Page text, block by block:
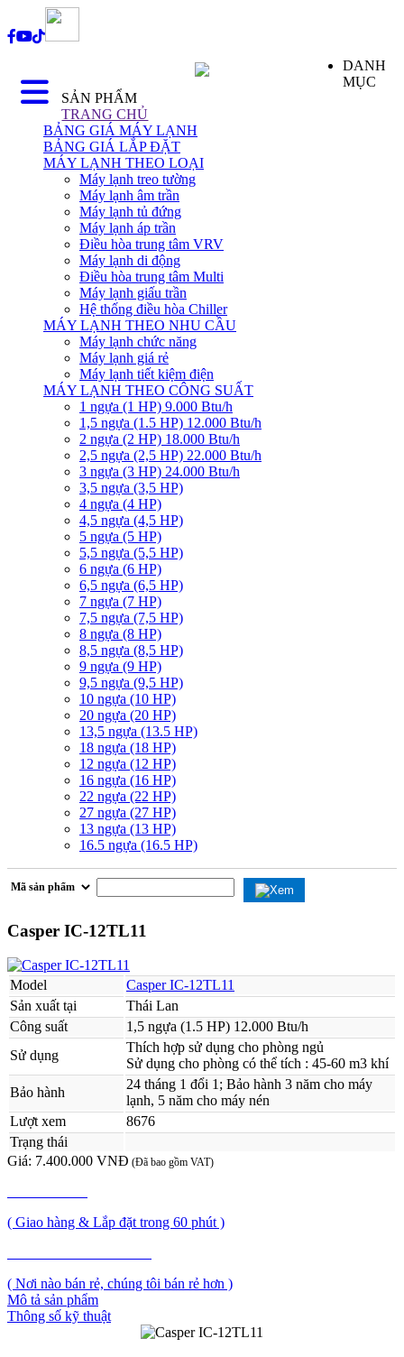
DANH
MỤC
SẢN PHẨM
TRANG CHỦ
BẢNG GIÁ MÁY LẠNH
BẢNG GIÁ LẮP ĐẶT
MÁY LẠNH THEO LOẠI
Máy lạnh treo tường
Máy lạnh âm trần
Máy lạnh tủ đứng
Máy lạnh áp trần
Điều hòa trung tâm VRV
Máy lạnh di động
Điều hòa trung tâm Multi
Máy lạnh giấu trần
Hệ thống điều hòa Chiller
MÁY LẠNH THEO NHU CẦU
Máy lạnh chức năng
Máy lạnh giá rẻ
Máy lạnh tiết kiệm điện
MÁY LẠNH THEO CÔNG SUẤT
1 ngựa (1 HP) 9.000 Btu/h
1,5 ngựa (1.5 HP) 12.000 Btu/h
2 ngựa (2 HP) 18.000 Btu/h
2,5 ngựa (2,5 HP) 22.000 Btu/h
3 ngựa (3 HP) 24.000 Btu/h
3,5 ngựa (3,5 HP)
4 ngựa (4 HP)
4,5 ngựa (4,5 HP)
5 ngựa (5 HP)
5,5 ngựa (5,5 HP)
6 ngựa (6 HP)
6,5 ngựa (6,5 HP)
7 ngựa (7 HP)
7,5 ngựa (7,5 HP)
8 ngựa (8 HP)
8,5 ngựa (8,5 HP)
9 ngựa (9 HP)
9,5 ngựa (9,5 HP)
10 ngựa (10 HP)
20 ngựa (20 HP)
13,5 ngựa (13.5 HP)
18 ngựa (18 HP)
12 ngựa (12 HP)
16 ngựa (16 HP)
22 ngựa (22 HP)
27 ngựa (27 HP)
13 ngựa (13 HP)
16.5 ngựa (16.5 HP)
Casper IC-12TL11
Model
Casper IC-12TL11
Sản xuất tại
Thái Lan
Công suất
1,5 ngựa (1.5 HP) 12.000 Btu/h
Sử dụng
Thích hợp sử dụng cho phòng ngủ
Sử dụng cho phòng có thể tích : 45-60 m3 khí
Bảo hành
24 tháng 1 đổi 1; Bảo hành 3 năm cho máy
lạnh, 5 năm cho máy nén
Lượt xem
8676
Trạng thái
Giá: 7.400.000 VNĐ (Đã bao gồm VAT)
( Giao hàng & Lắp đặt trong 60 phút )
( Nơi nào bán rẻ, chúng tôi bán rẻ hơn )
Mô tả sản phẩm
Thông số kỹ thuật